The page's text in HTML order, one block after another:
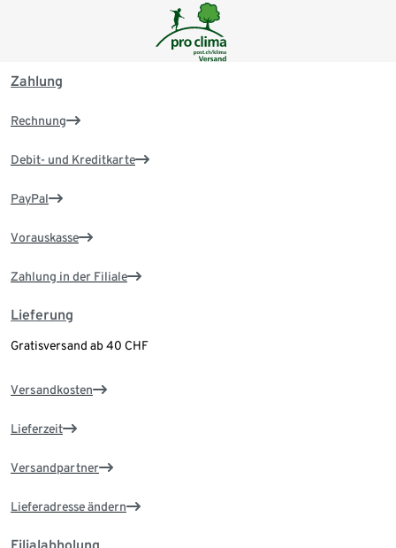
Zahlung
Rechnung
Debit- und Kreditkarte
PayPal
Vorauskasse
Zahlung in der Filiale
Lieferung
Gratisversand ab 40 CHF
Versandkosten
Lieferzeit
Versandpartner
Lieferadresse ändern
Filialabholung